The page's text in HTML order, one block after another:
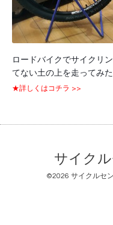
ロードバイクでサイクリ
てない土の上を走ってみ
★詳しくはコチラ >>
サイク
©2026 サイクルセ